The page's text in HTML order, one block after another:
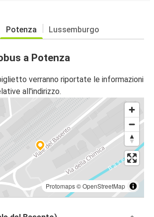
Potenza Lussemburgo
a Potenza
verranno riportate le informazioni
all'indirizzo.
Protomaps©OpenStreetMap